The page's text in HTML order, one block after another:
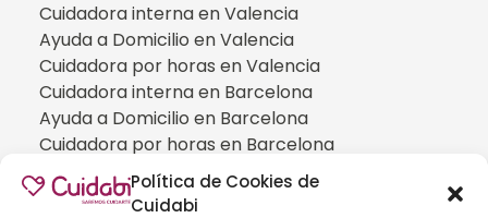
Política de Cookies de
Cuidabi
Cuidadora interna en Valencia
Ayuda a Domicilio en Valencia
Cuidadora por horas en Valencia
Cuidadora interna en Barcelona
Ayuda a Domicilio en Barcelona
Cuidadora por horas en Barcelona
Cuidadora interna en Madrid
Ayuda a Domicilio en Madrid